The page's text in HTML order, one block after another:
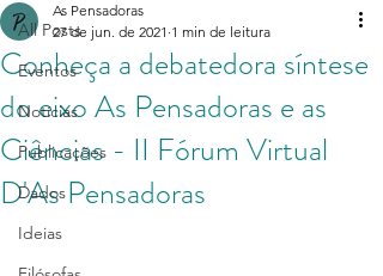
All Posts
Eventos
Notícias
Publicações
Dados
Ideias
Conheça a debatedora síntese
do eixo As Pensadoras e as
Ciências - II Fórum Virtual
D'As Pensadoras
As Pensadoras
27 de jun. de 2021 1 min de leitura